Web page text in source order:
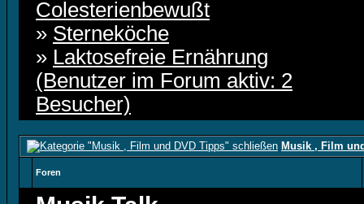
Colesterienbewußt
» Sterneköche
» Laktosefreie Ernährung
(Benutzer im Forum aktiv: 2
Besucher)
Musik , Film
Foren